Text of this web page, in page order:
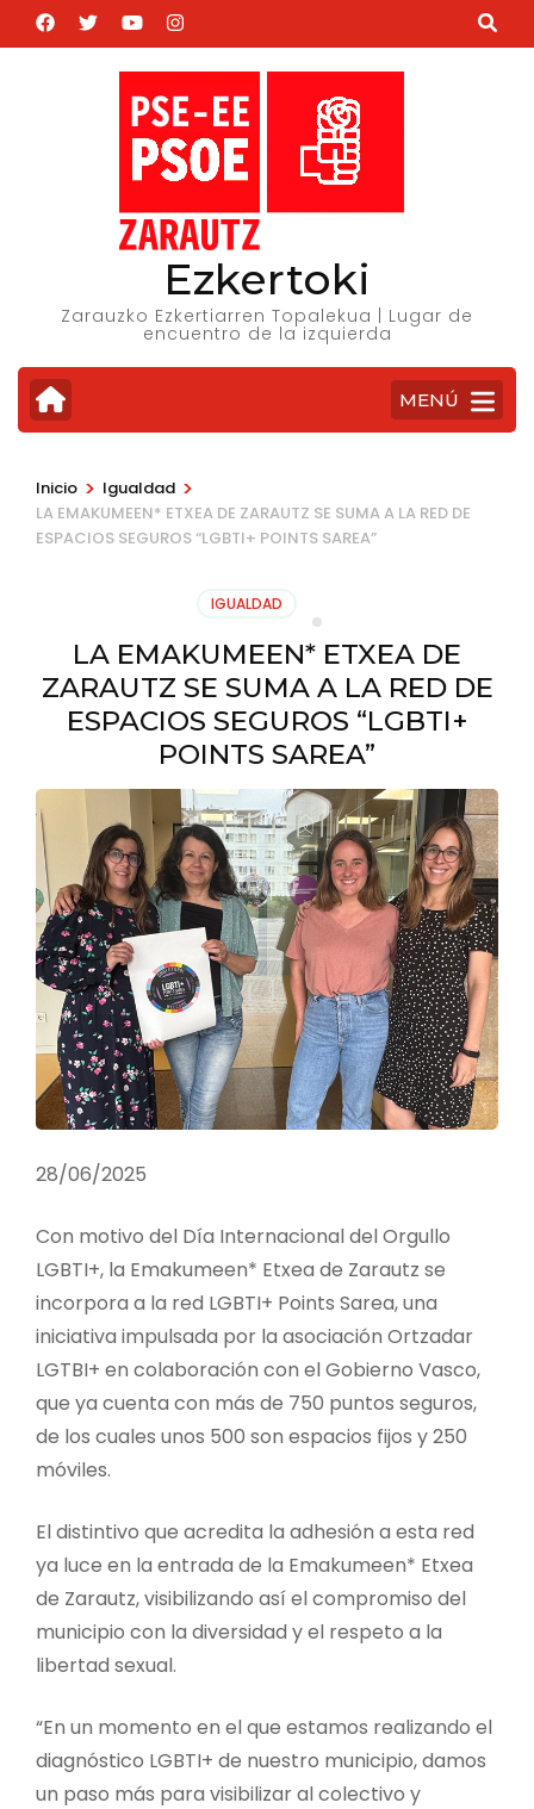
Saltar
al
Ezkertoki
Zarauzko Ezkertiarren Topalekua | Lugar de
encuentro de la izquierda
MENÚ
Inicio > Igualdad >
LA EMAKUMEEN* ETXEA DE ZARAUTZ SE SUMA A LA RED DE
ESPACIOS SEGUROS “LGBTI+ POINTS SAREA”
IGUALDAD
LA EMAKUMEEN* ETXEA DE
ZARAUTZ SE SUMA A LA RED DE
ESPACIOS SEGUROS “LGBTI+
POINTS SAREA”
28/06/2025
Con motivo del Día Internacional del Orgullo
LGBTI+, la Emakumeen* Etxea de Zarautz se
incorpora a la red LGBTI+ Points Sarea, una
iniciativa impulsada por la asociación Ortzadar
LGTBI+ en colaboración con el Gobierno Vasco,
que ya cuenta con más de 750 puntos seguros,
de los cuales unos 500 son espacios fijos y 250
móviles.
El distintivo que acredita la adhesión a esta red
ya luce en la entrada de la Emakumeen* Etxea
de Zarautz, visibilizando así el compromiso del
municipio con la diversidad y el respeto a la
libertad sexual.
“En un momento en el que estamos realizando el
diagnóstico LGBTI+ de nuestro municipio, damos
un paso más para visibilizar al colectivo y